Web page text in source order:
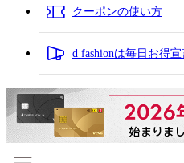
クーポンの使い方
d fashionは毎日お得